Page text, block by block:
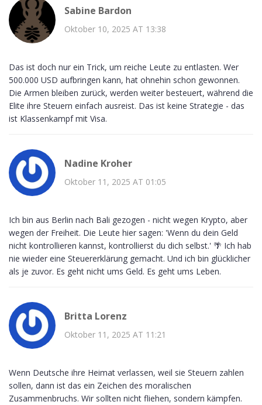
Sabine Bardon
Oktober 10, 2025 AT 13:38
Das ist doch nur ein Trick, um reiche Leute zu entlasten. Wer
500.000 USD aufbringen kann, hat ohnehin schon gewonnen.
Die Armen bleiben zurück, werden weiter besteuert, während die
Elite ihre Steuern einfach ausreist. Das ist keine Strategie - das
ist Klassenkampf mit Visa.
Nadine Kroher
Oktober 11, 2025 AT 01:05
Ich bin aus Berlin nach Bali gezogen - nicht wegen Krypto, aber
wegen der Freiheit. Die Leute hier sagen: 'Wenn du dein Geld
nicht kontrollieren kannst, kontrollierst du dich selbst.' 🌴 Ich hab
nie wieder eine Steuererklärung gemacht. Und ich bin glücklicher
als je zuvor. Es geht nicht ums Geld. Es geht ums Leben.
Britta Lorenz
Oktober 11, 2025 AT 11:21
Wenn Deutsche ihre Heimat verlassen, weil sie Steuern zahlen
sollen, dann ist das ein Zeichen des moralischen
Zusammenbruchs. Wir sollten nicht fliehen, sondern kämpfen.